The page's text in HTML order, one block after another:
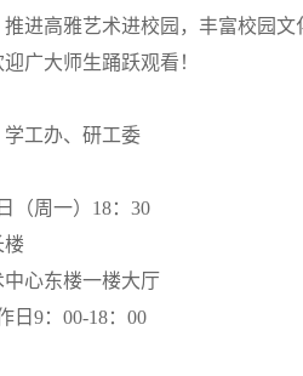
进高雅艺术进校园，丰富校园
广大师生踊跃观看！
工办、研工委
（周一）18：30
楼
心东楼一楼大厅
日9：00-18：00